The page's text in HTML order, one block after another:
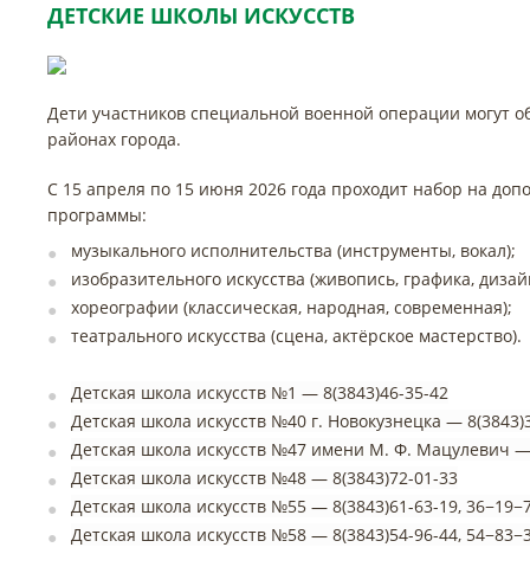
ДЕТСКИЕ ШКОЛЫ ИСКУССТВ
Дети участников специальной военной операции могут
районах города.
С 15 апреля по 15 июня 2026 года проходит набор на
программы:
музыкального исполнительства (инструменты, вокал);
изобразительного искусства (живопись, графика,
хореографии (классическая, народная, современная);
театрального искусства (сцена, актёрское мастерство).
Детская школа искусств №1 — 8(3843)46-35-42
Детская школа искусств №40 г. Новокузнецка —
Детская школа искусств №47 имени М. Ф. Мацулевич —
Детская школа искусств №48 — 8(3843)72-01-33
Детская школа искусств №55 — 8(3843)61-63-19,
Детская школа искусств №58 — 8(3843)54-96-44,